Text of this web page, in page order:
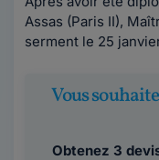
Assas (Paris II),
serment le 25
Vous
Obtenez 3